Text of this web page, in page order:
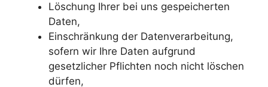
Löschung Ihrer bei uns gespeicherten
Daten,
Einschränkung der Datenverarbeitung,
sofern wir Ihre Daten aufgrund
gesetzlicher Pflichten noch nicht löschen
dürfen,